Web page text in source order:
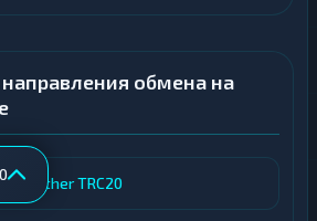
обмена на
Tether TRC20